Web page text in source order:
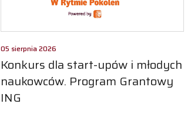
05 sierpnia 2026
Konkurs dla start-upów i młodych
naukowców. Program Grantowy
ING